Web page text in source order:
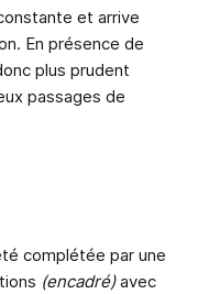
et arrive
En présence de
plus prudent
passages de
complétée par une
(encadré)avec